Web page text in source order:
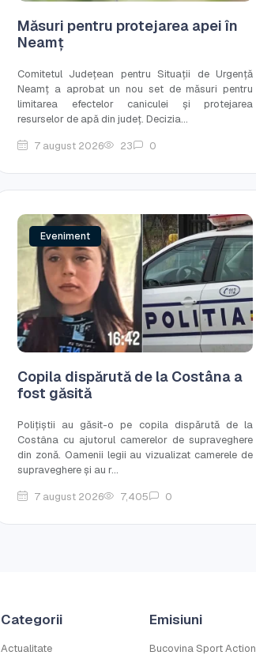
Măsuri pentru protejarea apei în
Neamț
Comitetul Județean pentru Situații de Urgență
Neamț a aprobat un nou set de măsuri pentru
limitarea efectelor caniculei și protejarea
resurselor de apă din județ. Decizia...
7 august 2026
23 0
Eveniment
Copila dispărută de la Costâna a
fost găsită
Polițiștii au găsit-o pe copila dispărută de la
Costâna cu ajutorul camerelor de supraveghere
din zonă. Oamenii legii au vizualizat camerele de
supraveghere și au r...
7 august 2026
7,405 0
Categorii
Actualitate
Emisiuni
Bucovina Sport Action